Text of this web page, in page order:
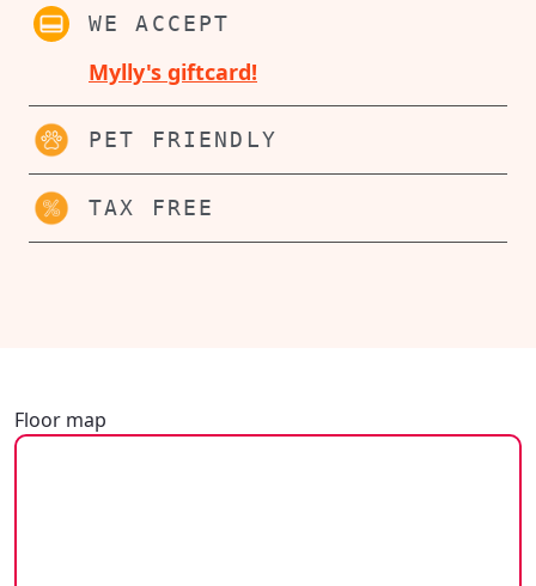
WE ACCEPT
Mylly's giftcard!
PET FRIENDLY
TAX FREE
Floor map